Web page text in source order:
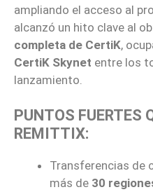
ampliando el acceso al
alcanzó un hito clave al
completa de CertiK,
CertiK Skynet entre los
lanzamiento.
PUNTOS FUERTES
REMITTIX:
Transferencias de
más de 30